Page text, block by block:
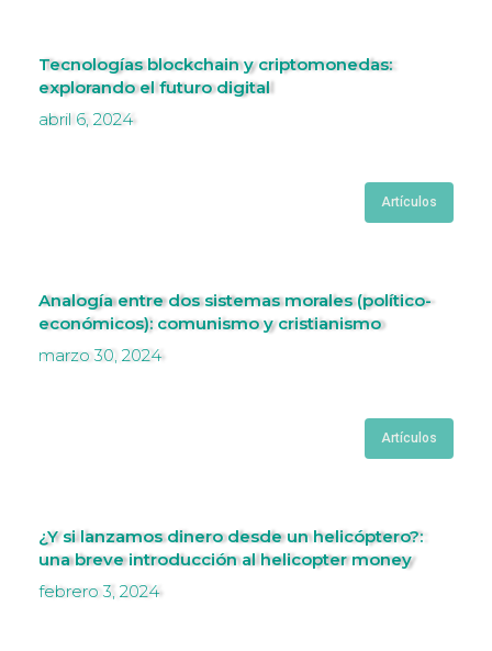
Tecnologías blockchain y criptomonedas:
explorando el futuro digital
abril 6, 2024
Artículos
Analogía entre dos sistemas morales (político-
económicos): comunismo y cristianismo
marzo 30, 2024
Artículos
¿Y si lanzamos dinero desde un helicóptero?:
una breve introducción al helicopter money
febrero 3, 2024